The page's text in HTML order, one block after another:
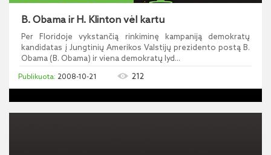
B. Obama ir H. Klinton vėl kartu
Per Floridoje vykstančią rinkiminę kampaniją demokratų
kandidatas į Jungtinių Amerikos Valstijų prezidento postą B.
Obama (B. Obama) ir viena demokratų lyd...
2008-10-21 212